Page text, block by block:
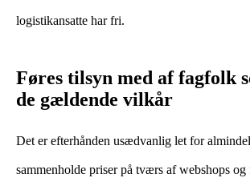
logistikansatte har fri.
Føres tilsyn med af fagfolk
de gældende vilkår
Det er efterhånden usædvanlig let for
sammenholde priser på tværs af webshops